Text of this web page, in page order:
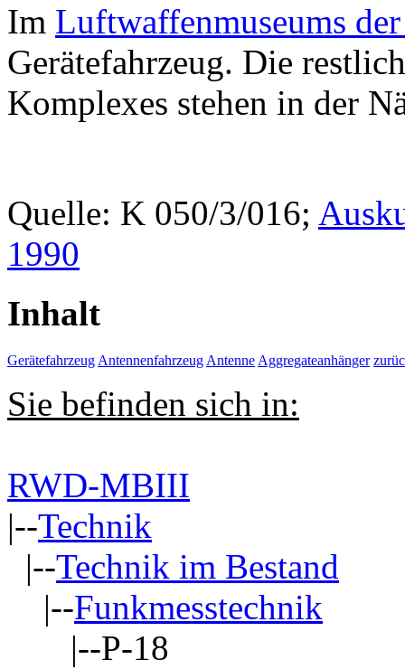
Im Luftwaffenmuseums
Gerätefahrzeug. Die
Komplexes stehen in der
Quelle: K 050/3/016;
1990
Inhalt
Gerätefahrzeug Antennenfahrzeug Antenne Aggregateanhänger
Sie befinden sich in:
RWD-MBIII
|--Technik
|--Technik im Bestand
|--Funkmesstechnik
|--P-18